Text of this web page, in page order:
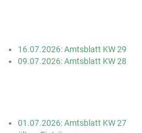
16.07.2026: Amtsblatt KW 29
09.07.2026: Amtsblatt KW 28
01.07.2026: Amtsblatt KW 27